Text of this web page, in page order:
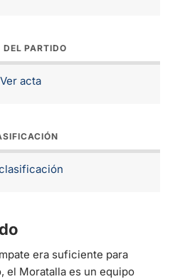
DEL PARTIDO
Ver acta
era suficiente para
el Moratalla es un equipo